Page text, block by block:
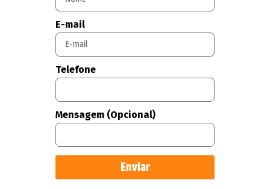
E-mail
Telefone
Mensagem (Opcional)
Enviar